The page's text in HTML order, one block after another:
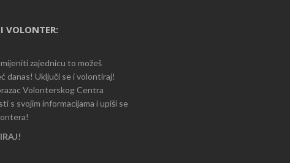
VOLONTER:
zajednicu to možeš
danas! Uključi se i volontiraj!
Volonterskog Centra
s svojim informacijama i upiši se